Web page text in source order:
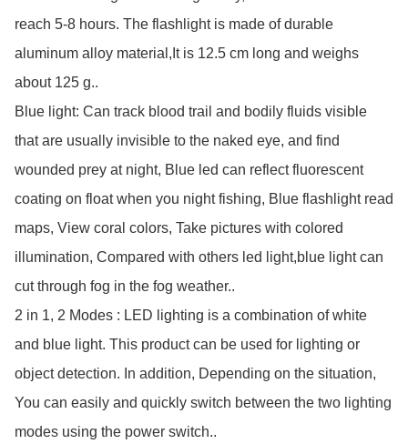
reach 5-8 hours. The flashlight is made of durable
aluminum alloy material,It is 12.5 cm long and weighs
about 125 g..
Blue light: Can track blood trail and bodily fluids visible
that are usually invisible to the naked eye, and find
wounded prey at night, Blue led can reflect fluorescent
coating on float when you night fishing, Blue flashlight read
maps, View coral colors, Take pictures with colored
illumination, Compared with others led light,blue light can
cut through fog in the fog weather..
2 in 1, 2 Modes : LED lighting is a combination of white
and blue light. This product can be used for lighting or
object detection. In addition, Depending on the situation,
You can easily and quickly switch between the two lighting
modes using the power switch..